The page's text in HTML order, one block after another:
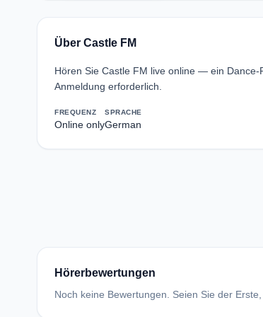
Über Castle FM
Hören Sie Castle FM live online — ein
Anmeldung erforderlich.
FREQUENZ
Online only
SPRACHE
German
Hörerbewertungen
Noch keine Bewertungen. Seien Sie der